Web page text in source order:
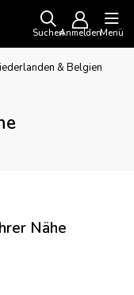
SuchenAnmeldenMenü
& Belgien
Nähe